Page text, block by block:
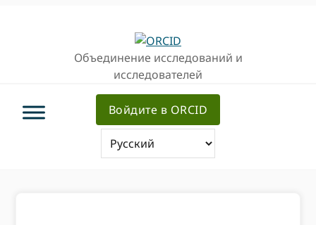
Объединение исследований и
исследователей
Войдите в ORCID